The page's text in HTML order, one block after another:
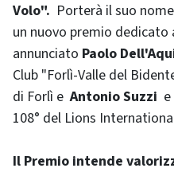
Volo". Porterà il suo
un nuovo premio
annunciato Paolo
Club "Forlì-Valle del
di Forlì eAntonio Suzzi
108° del Lions
Il Premio intende